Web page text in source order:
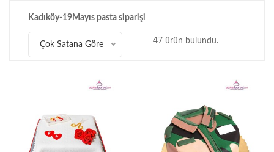
Kadıköy-19Mayıs pasta siparişi
Çok Satana Göre 47 ürün bulundu.